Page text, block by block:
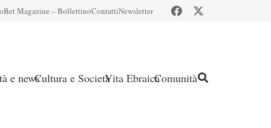
Bet Magazine – BollettinoContattiNewsletter
e newsCultura e SocietàVita EbraicaComunità